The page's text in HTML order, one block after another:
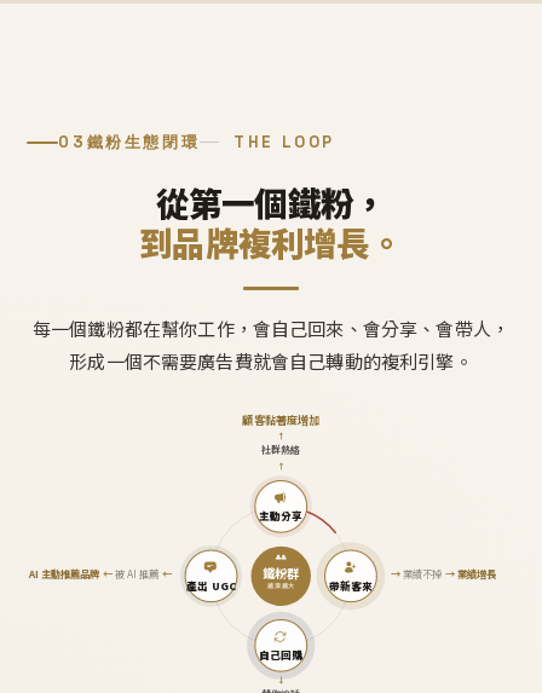
03 鐵粉生態閉環 THE LOOP
從第一個鐵粉，
到品牌複利增長。
每一個鐵粉都在幫你工作，會自己回來、會分享、會帶人，
形成一個不需要廣告費就會自己轉動的複利引擎。
鐵粉群
越滾越大
主動分享
↑
社群熱絡
↑
顧客黏著度增加
帶新客來
→業績不掉 →業績增長
自己回購
↓
產出 UGC
AI 主動推薦品牌←被 AI 推薦 ←